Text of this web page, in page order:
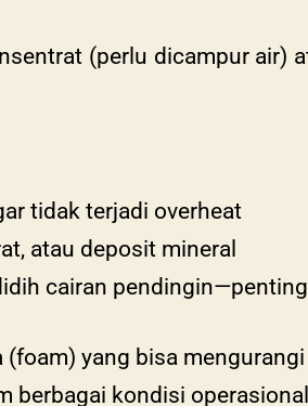
(perlu dicampur air)
tidak terjadi overheat
atau deposit mineral
cairan
yang bisa
berbagai kondisi operasional